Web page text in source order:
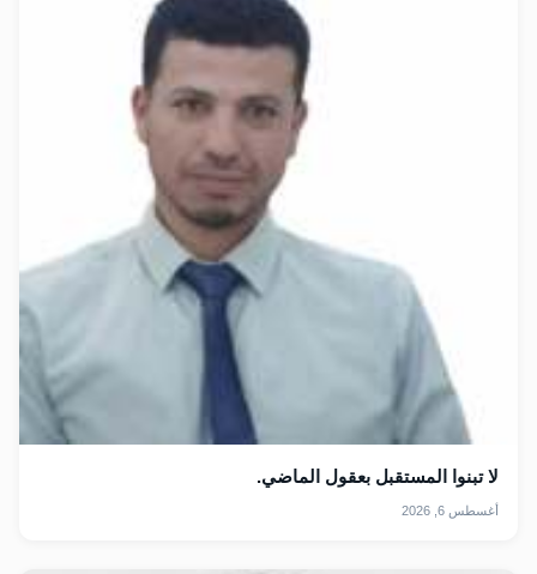
لا تبنوا المستقبل بعقول الماضي.
أغسطس 6, 2026